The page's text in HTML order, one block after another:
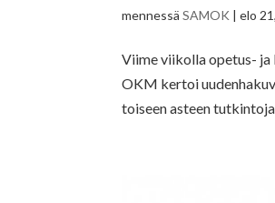
mennessäSAMOK |elo
Viime viikolla opetus-
OKM kertoi
toiseen asteen